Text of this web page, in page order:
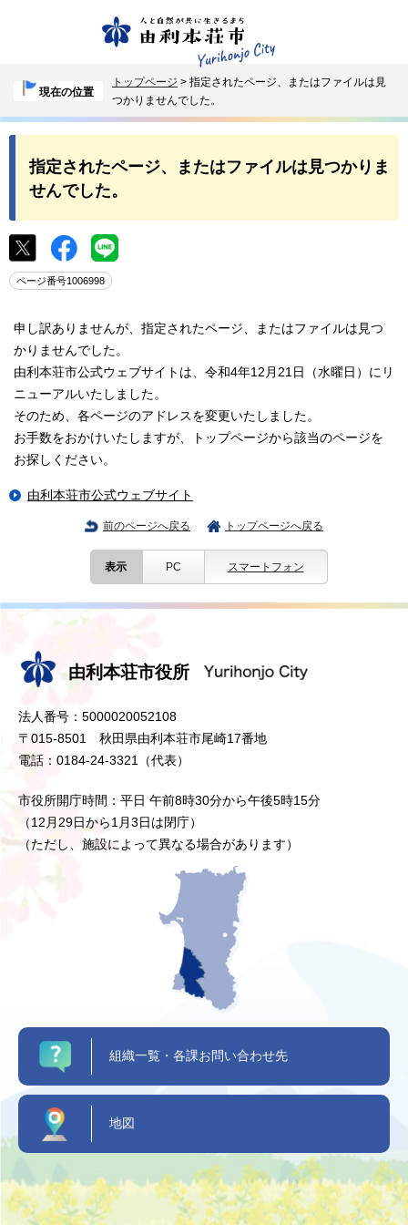
現在の位置
トップページ > 指定されたページ、またはファイルは見
つかりませんでした。
指定されたページ、またはファイルは見つかりま
せんでした。
ページ番号1006998
申し訳ありませんが、指定されたページ、またはファイルは見つ
かりませんでした。
由利本荘市公式ウェブサイトは、令和4年12月21日（水曜日）にリ
ニューアルいたしました。
そのため、各ページのアドレスを変更いたしました。
お手数をおかけいたしますが、トップページから該当のページを
お探しください。
由利本荘市公式ウェブサイト
前のページへ戻る トップページへ戻る
表示 PC スマートフォン
由利本荘市役所
法人番号：5000020052108
〒015-8501 秋田県由利本荘市尾崎17番地
電話：0184-24-3321（代表）
市役所開庁時間：平日 午前8時30分から午後5時15分
（12月29日から1月3日は閉庁）
（ただし、施設によって異なる場合があります）
組織一覧・各課お問い合わせ先
地図